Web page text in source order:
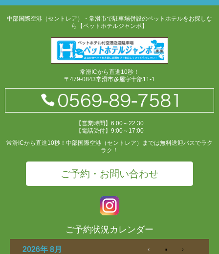
中部国際空港（セントレア）・常滑市で駐車場併設のペットホテルをお探しな
ら【ペットホテルジャンボ】
常滑ICから直進10秒！
〒479-0843常滑市多屋字十部11-1
【営業時間】6:00～22:30
【電話受付】9:00～17:00
常滑ICから直進10秒！中部国際空港（セントレア）までは無料送迎バスでラク
ラク！
ご予約・お問い合わせ
ご予約状況カレンダー
2026年 8月